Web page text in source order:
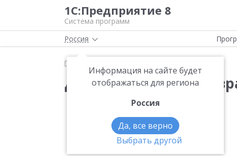
1С:Предприятие 8
Система программ
Россия
Информация на сайте будет
отображаться для региона
Россия
Да, все верно
Выбрать другой
Главная
Для начинающих